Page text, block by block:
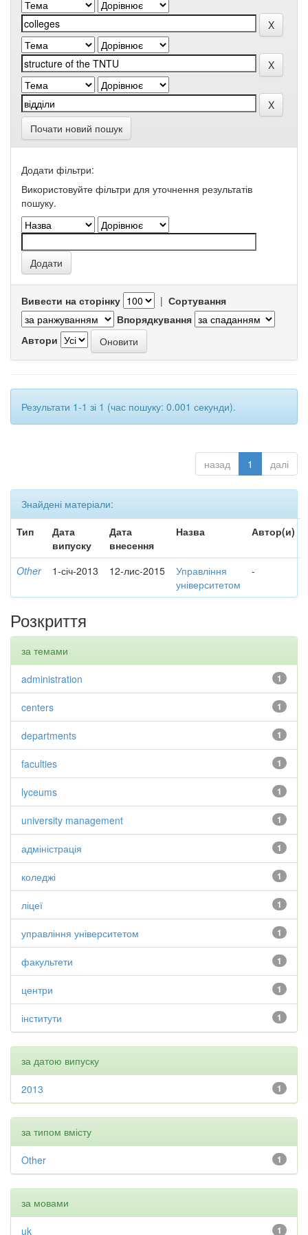
Почати новий пошук
Додати фільтри:
Використовуйте фільтри для уточнення результатів
пошуку.
Вивести на сторінку | Сортування
Впорядкування
Автори
Результати 1-1 зі 1 (час пошуку: 0.001 секунди).
назад 1 далі
Знайдені матеріали:
Тип
Дата
випуску
Дата
внесення
Назва Автор(и)
Other 1-січ-2013 12-лис-2015
Управління
університетом
-
Розкриття
за темами
1
administration
1
centers
1
departments
1
faculties
1
lyceums
1
university management
1
адміністрація
1
коледжі
1
ліцеї
1
управління університетом
1
факультети
1
центри
1
інститути
за датою випуску
1
2013
за типом вмісту
1
Other
за мовами
1
uk